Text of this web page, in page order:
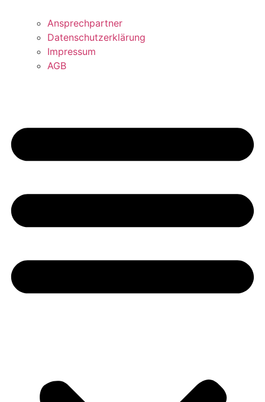
Ansprechpartner
Datenschutzerklärung
Impressum
AGB